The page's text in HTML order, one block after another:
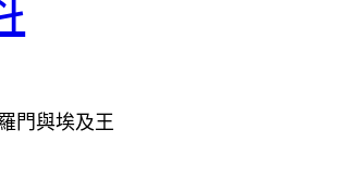
門與埃及王